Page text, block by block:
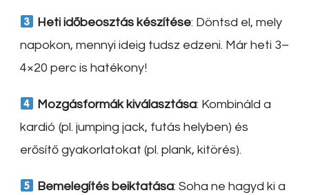
Heti időbeosztás készítése: Döntsd el, mely
napokon, mennyi ideig tudsz edzeni. Már heti 3–
4×20 perc is hatékony!
Mozgásformák kiválasztása: Kombináld a
kardió (pl. jumping jack, futás helyben) és
erősítő gyakorlatokat (pl. plank, kitörés).
Bemelegítés beiktatása: Soha ne hagyd ki a